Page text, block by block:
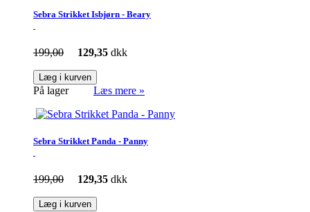
Sebra Strikket Isbjørn - Beary
199,00 129,35 dkk
Læg i kurven
På lager Læs mere »
Sebra Strikket Panda - Panny
199,00 129,35 dkk
Læg i kurven